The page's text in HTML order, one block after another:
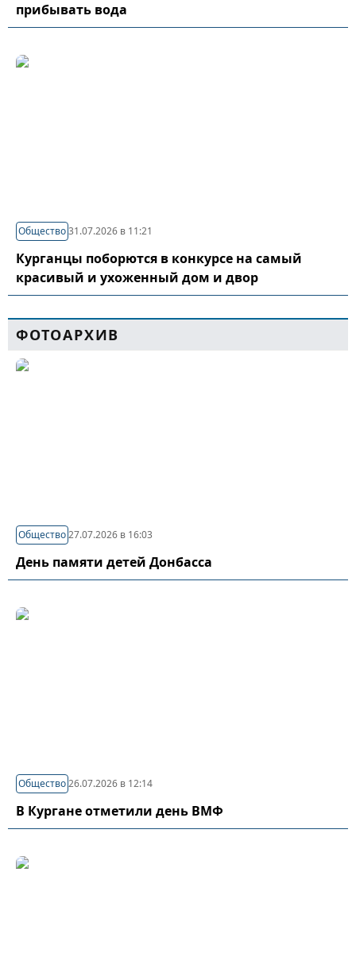
прибывать вода
Общество31.07.2026 в 11:21
Курганцы поборются в конкурсе на самый
красивый и ухоженный дом и двор
ФОТОАРХИВ
Общество27.07.2026 в 16:03
День памяти детей Донбасса
Общество26.07.2026 в 12:14
В Кургане отметили день ВМФ